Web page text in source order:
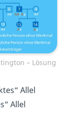
– Lösung
Allel
Allel